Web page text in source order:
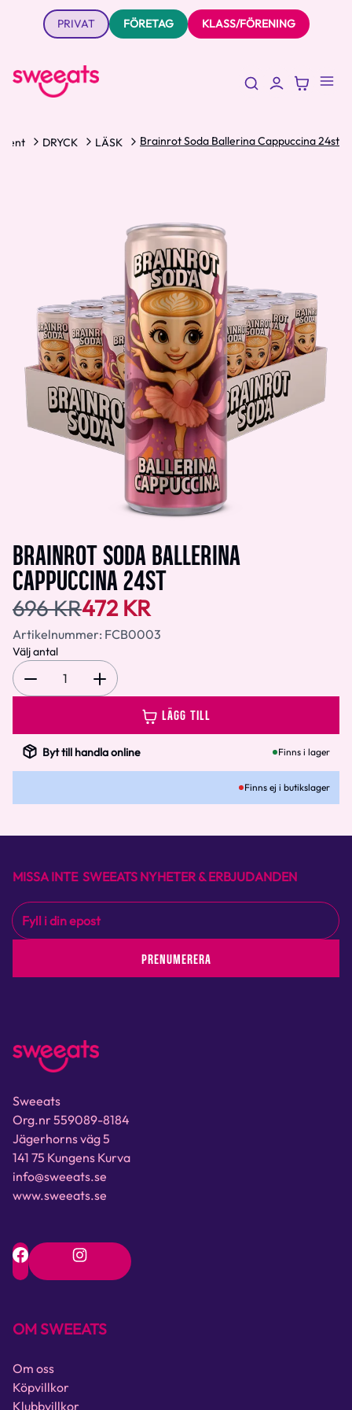
PRIVAT FÖRETAG KLASS/FÖRENING
DRYCK LÄSK Brainrot Soda Ballerina Cappuccina 24st
BRAINROT SODA BALLERINA
CAPPUCCINA 24ST
696 KR472 KR
Artikelnummer: FCB0003
Välj antal
1
LÄGG TILL
Byt till handla online Finns i lager
Finns ej i butikslager
MISSA INTE SWEEATS NYHETER & ERBJUDANDEN
PRENUMERERA
Sweeats
Org.nr 559089-8184
Jägerhorns väg 5
141 75 Kungens Kurva
info@sweeats.se
www.sweeats.se
OM SWEEATS
Om oss
Köpvillkor
Klubbvillkor